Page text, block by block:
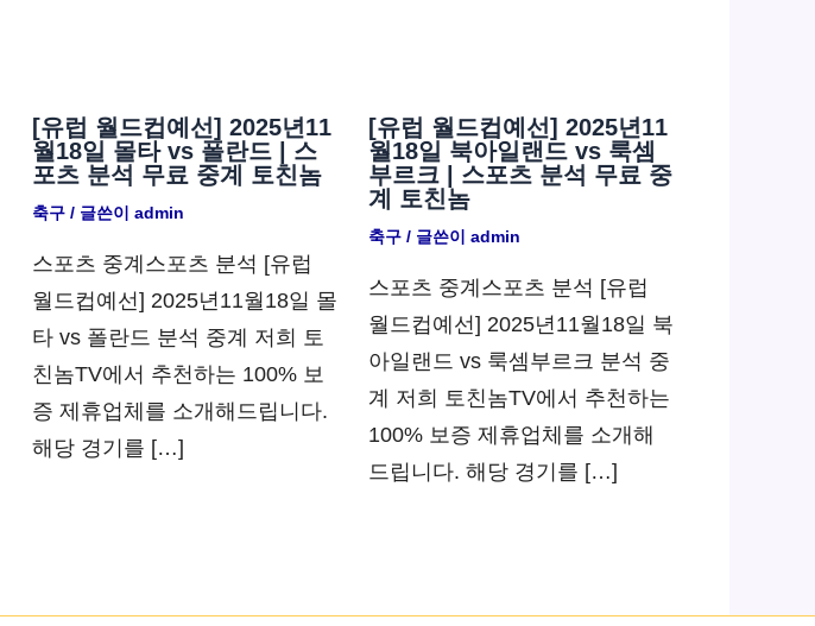
[유럽 월드컵예선] 2025년11
월18일 몰타 vs 폴란드 | 스
포츠 분석 무료 중계 토친놈
축구/ 글쓴이 admin
스포츠 중계스포츠 분석 [유럽
월드컵예선] 2025년11월18일 몰
타 vs 폴란드 분석 중계 저희 토
친놈TV에서 추천하는 100% 보
증 제휴업체를 소개해드립니다.
해당 경기를 […]
[유럽 월드컵예선] 2025년11
월18일 북아일랜드 vs 룩셈
부르크 | 스포츠 분석 무료 중
계 토친놈
축구 / 글쓴이admin
스포츠 중계스포츠 분석 [유럽
월드컵예선] 2025년11월18일 북
아일랜드 vs 룩셈부르크 분석 중
계 저희 토친놈TV에서 추천하는
100% 보증 제휴업체를 소개해
드립니다. 해당 경기를 […]